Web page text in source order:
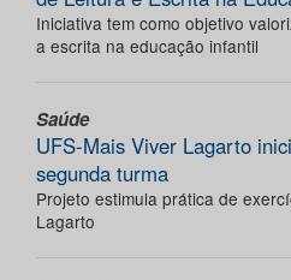
Iniciativa tem como objetivo
a escrita na educação infantil
Saúde
UFS-Mais Viver Lagarto
segunda turma
Projeto estimula prática de
Lagarto